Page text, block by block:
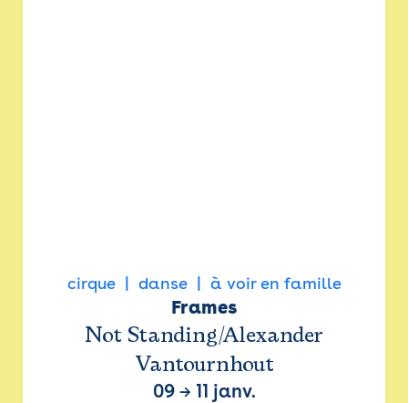
cirque danse à voir en famille
Frames
Not Standing/Alexander
Vantournhout
09→ 11 janv.